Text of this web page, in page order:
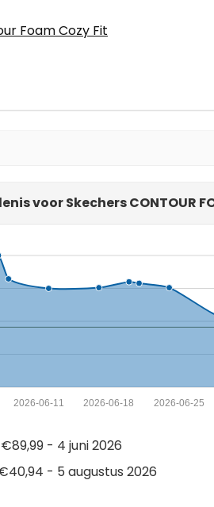
Foam Cozy Fit
voor Skechers CONTOUR
2026-06-25
2026-06-18
2026-06-11
€89,99 - 4 juni 2026
- 5 augustus 2026